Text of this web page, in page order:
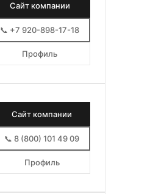
Сайт компании
📞 +7 920-898-17-18
Профиль
Сайт компании
📞 8 (800) 101 49 09
Профиль